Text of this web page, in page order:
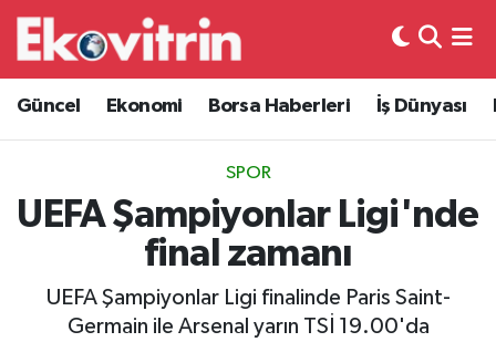
Güncel Ekonomi Borsa Haberleri İş Dünyası
SPOR
UEFA Şampiyonlar Ligi'nde
final zamanı
UEFA Şampiyonlar Ligi finalinde Paris Saint-
Germain ile Arsenal yarın TSİ 19.00'da
Güncel
Ekonomi
Borsa Haberleri
İş Dünyası
Lojistik
Hava Durumu
Trafik Durumu
Süper Lig Puan Durumu ve Fikstür
Tüm Manşetler
Son Dakika Haberleri